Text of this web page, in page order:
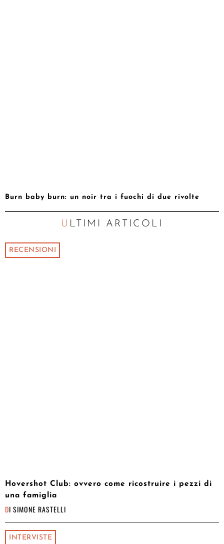
Burn baby burn: un noir tra i fuochi di due rivolte
ULTIMI ARTICOLI
RECENSIONI
Hovershot Club: ovvero come ricostruire i pezzi di
una famiglia
DI SIMONE RASTELLI
INTERVISTE